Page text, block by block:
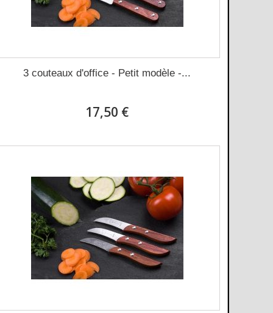
3 couteaux d'office - Petit modèle -...
17,50 €